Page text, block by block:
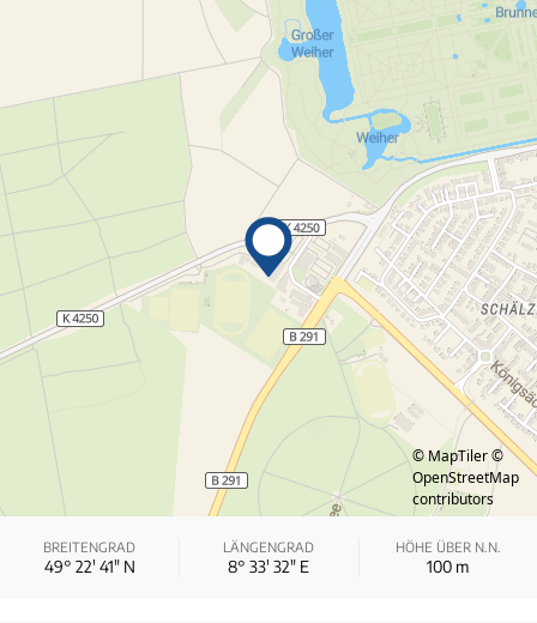
© MapTiler ©
OpenStreetMap
contributors
BREITENGRAD
49° 22′ 41″ N
LÄNGENGRAD
8° 33′ 32″ E
HÖHE ÜBER N.N.
100 m